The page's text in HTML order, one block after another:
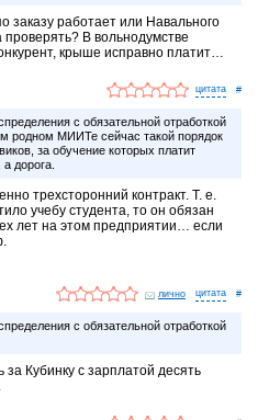
работает или Навального
В вольнодумстве
крыше исправно платит…
#
с обязательной отработкой
родном МИИТе сейчас такой порядок
за обучение которых платит
дорога.
трехсторонний контракт. Т. е.
учебу студента, то он обязан
лет на этом предприятии… если
лично #
с обязательной отработкой
за Кубинку с зарплатой десять